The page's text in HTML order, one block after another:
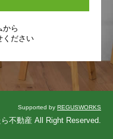
から
ください
Supported by REGUSWORKS
不動産 All Right Reserved.